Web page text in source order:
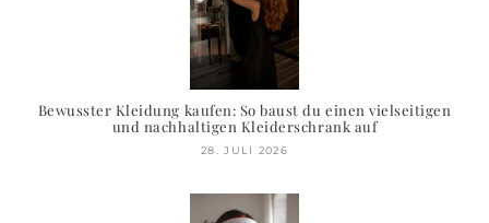
Bewusster Kleidung kaufen: So baust du einen vielseitigen
und nachhaltigen Kleiderschrank auf
28. JULI 2026